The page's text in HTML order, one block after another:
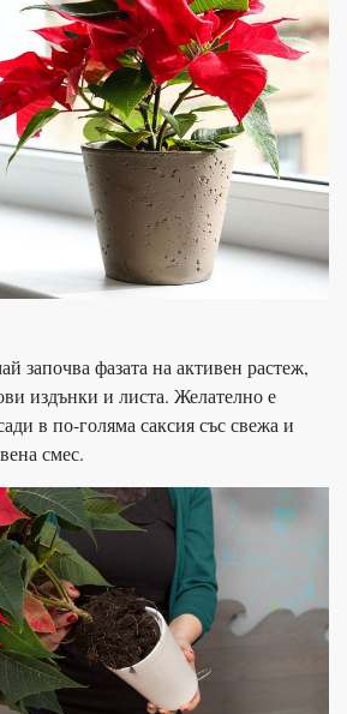
започва фазата на активен растеж,
издънки и листа. Желателно е
в по-голяма саксия със свежа и
смес.